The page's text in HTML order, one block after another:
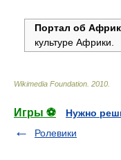
Портал об
культуре Африки.
Wikimedia Foundation 2010
Игры ⚽
Нужно
Ролевики